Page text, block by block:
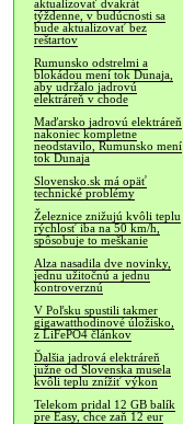
aktualizovať dvakrát
týždenne, v budúcnosti sa
bude aktualizovať bez
reštartov
Rumunsko odstrelmi a
blokádou mení tok Dunaja,
aby udržalo jadrovú
elektráreň v chode
Maďarsko jadrovú elektráreň
nakoniec kompletne
neodstavilo, Rumunsko mení
tok Dunaja
Slovensko.sk má opäť
technické problémy
Železnice znižujú kvôli teplu
rýchlosť iba na 50 km/h,
spôsobuje to meškanie
Alza nasadila dve novinky,
jednu užitočnú a jednu
kontroverznú
V Poľsku spustili takmer
gigawatthodinové úložisko,
z LiFePO4 článkov
Ďalšia jadrová elektráreň
južne od Slovenska musela
kvôli teplu znížiť výkon
Telekom pridal 12 GB balík
pre Easy, chce zaň 12 eur